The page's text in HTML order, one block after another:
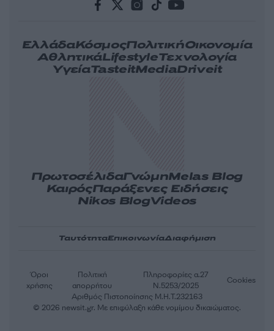
ΕλλάδαΚόσμοςΠολιτικήΟικονομία
ΑθλητικάLifestyleΤεχνολογία
ΥγείαTasteitMediaDriveit
ΠρωτοσέλιδαΓνώμηMelas Blog
ΚαιρόςΠαράξενες Ειδήσεις
Nikos BlogVideos
ΤαυτότηταΕπικοινωνίαΔιαφήμιση
Αριθμός Πιστοποίησης Μ.Η.Τ.232163
Όροι
χρήσης
Πολιτική
απορρήτου
Πληροφορίες α.27
Ν.5253/2025
Cookies
© 2026 newsit.gr. Με επιφύλαξη κάθε νομίμου δικαιώματος.